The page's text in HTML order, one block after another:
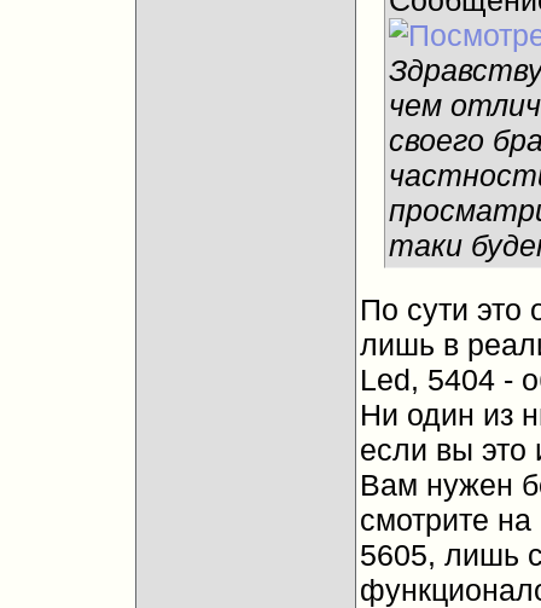
чем
своего
таки
По сути это
лишь в
Led, 5404 -
Ни один из
если вы это
Вам нужен
смотрите
5605, лишь